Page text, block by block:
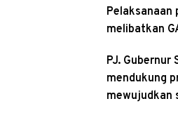
Pelaksanaan
melibatkan
PJ.
mendukung
mewujudkan